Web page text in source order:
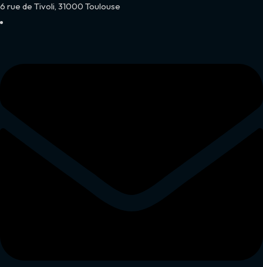
6 rue de Tivoli, 31000 Toulouse